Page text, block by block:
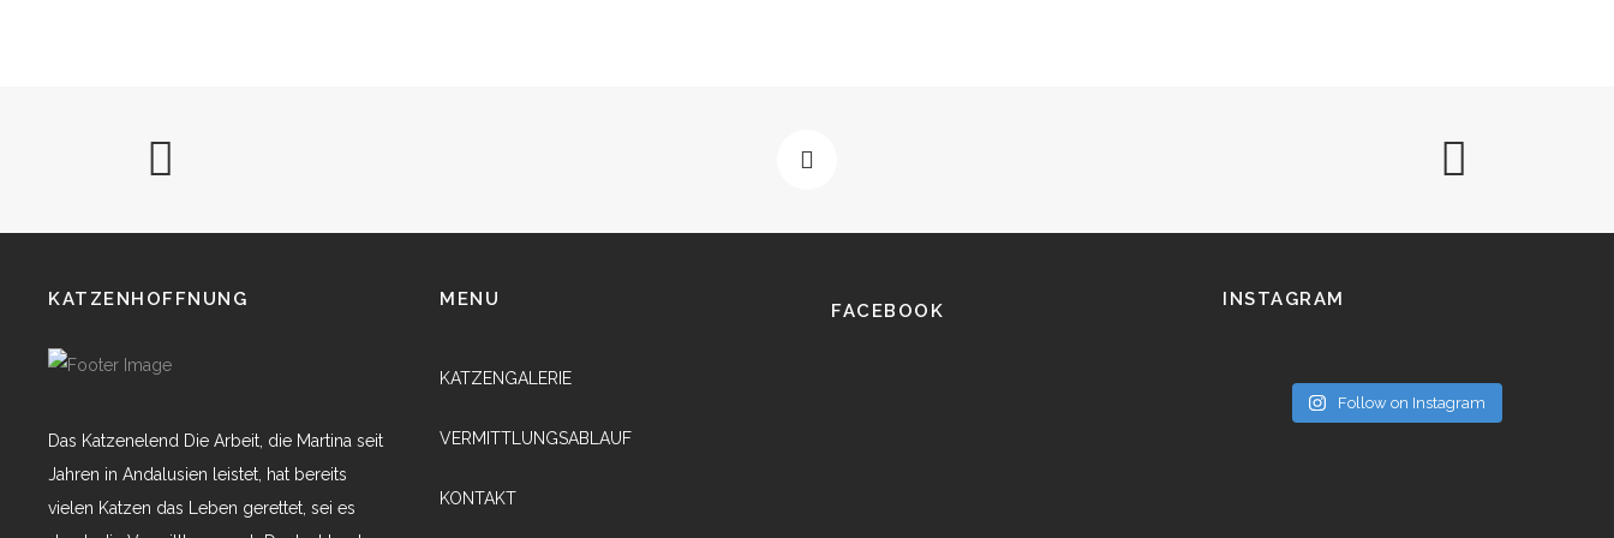
KATZENHOFFNUNG
Das Katzenelend Die Arbeit, die Martina seit
Jahren in Andalusien leistet, hat bereits
vielen Katzen das Leben gerettet, sei es
MENU
KATZENGALERIE
VERMITTLUNGSABLAUF
KONTAKT
FACEBOOK
INSTAGRAM
Follow on Instagram